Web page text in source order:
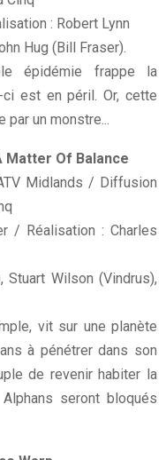
: Robert Lynn
Hug (Bill Fraser).
épidémie frappe la
est en péril. Or, cette
par un monstre...
Matter Of Balance
Midlands / Diffusion
/ Réalisation : Charles
Stuart Wilson (Vindrus),
vit sur une planète
à pénétrer dans son
de revenir habiter la
seront bloqués